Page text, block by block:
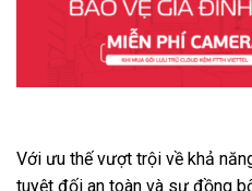
Với ưu thế vượt trội về khả
tuyệt đối an toàn và sự đồng